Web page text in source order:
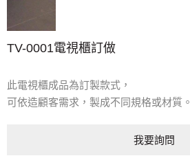
TV-0001電視櫃訂做
此電視櫃成品為訂製款式，
可依造顧客需求，製成不同規格或材質。
我要詢問